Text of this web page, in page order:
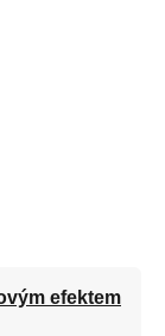
efektem